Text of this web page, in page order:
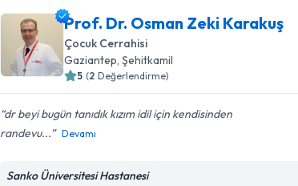
Prof. Dr. Osman Zeki Karakuş
Çocuk Cerrahisi
Gaziantep, Şehitkamil
5 (2 Değerlendirme)
dr beyi bugün tanıdık kızım idil için kendisinden
randevu...
Devamı
Sanko Üniversitesi Hastanesi